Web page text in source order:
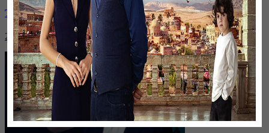
Таразда ТЭЦ қызметкерлері жалақы көтеруді талап етті
26 января, 19:36